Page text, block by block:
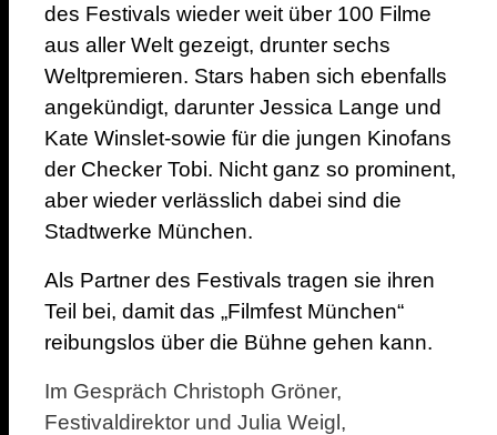
des Festivals wieder weit über 100 Filme
aus aller Welt gezeigt, drunter sechs
Weltpremieren. Stars haben sich ebenfalls
angekündigt, darunter Jessica Lange und
Kate Winslet-sowie für die jungen Kinofans
der Checker Tobi. Nicht ganz so prominent,
aber wieder verlässlich dabei sind die
Stadtwerke München.
Als Partner des Festivals tragen sie ihren
Teil bei, damit das „Filmfest München“
reibungslos über die Bühne gehen kann.
Im Gespräch Christoph Gröner,
Festivaldirektor und Julia Weigl,